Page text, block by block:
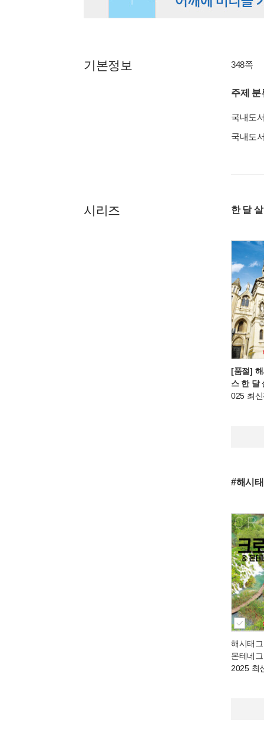
기본정보 348쪽
주제 분
국내도
국내도
시리즈 한 달
[품절]
스 한 달
025 최
#해시
해시태
몬테네
2025 최